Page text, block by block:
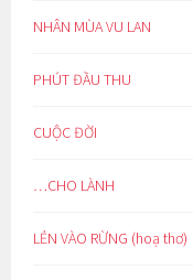
NHÂN MÙA VU LAN
PHÚT ĐẦU THU
CUỘC ĐỜI
…CHO LÀNH
LẺN VÀO RỪNG (hoạ thơ)